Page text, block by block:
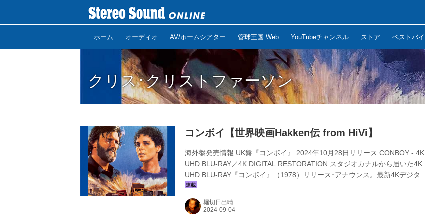
ホーム オーディオ AV/ホームシアター 管球王国 Web YouTubeチャンネル ストア ベストバイ
クリス･クリストファーソン
コンボイ【世界映画Hakken伝 from HiVi】
海外盤発売情報 UK盤『コンボイ』 2024年10月28日リリース CONBOY - 4K
UHD BLU-RAY／4K DIGITAL RESTORATION スタジオカナルから届いた4K
UHD BLU-RAY『コンボイ』（1978）リリース･アナウンス。最新4Kデジタル
レストア／HDRグレード。HDRはHDR10 only。BLU-RAYはリージョンB仕
様。スチールブックで登場。同時期に仏版、オーストラリア版もリリース予
定（同4Kマスター使用）。 動き出した ー もう誰にも俺たちを止める力はな
堀切日出晴